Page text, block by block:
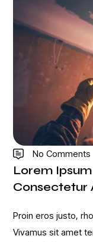
No Comments
Lorem
Consectetur
Proin eros justo,
Vivamus sit amet